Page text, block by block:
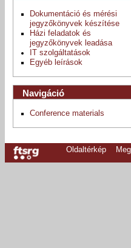
Dokumentáció és mérési
jegyzőkönyvek készítése
Házi feladatok és
jegyzőkönyvek leadása
IT szolgáltatások
Egyéb leírások
Navigáció
Conference materials
Oldaltérkép